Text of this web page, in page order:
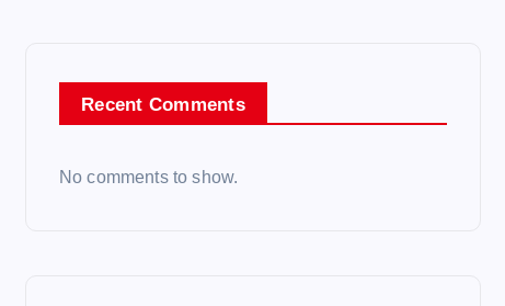
Recent Comments
No comments to show.